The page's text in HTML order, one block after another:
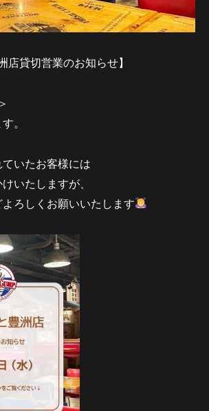
店貸切営業のお知らせ】
。
いたお客様には
いたしますが、
ろしくお願いいたします